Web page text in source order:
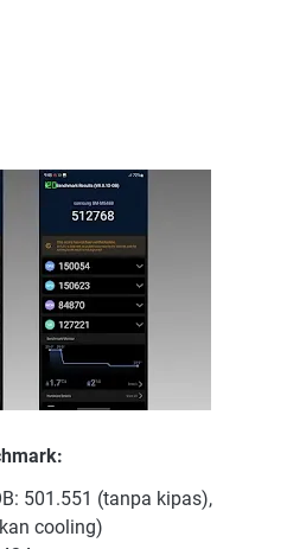
501.551 (tanpa kipas),
cooling)